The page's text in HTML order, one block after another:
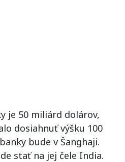
je 50 miliárd dolárov,
dosiahnuť výšku 100
bude v Šanghaji.
stať na jej čele India.